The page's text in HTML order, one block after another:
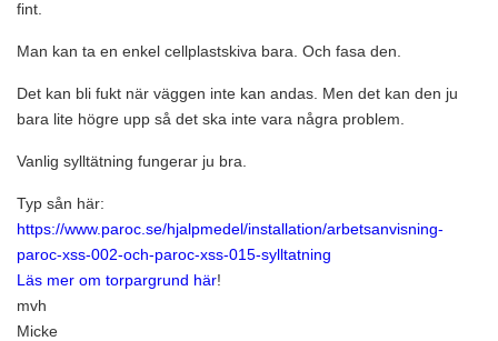
fint.
Man kan ta en enkel cellplastskiva bara. Och fasa den.
Det kan bli fukt när väggen inte kan andas. Men det kan den ju
bara lite högre upp så det ska inte vara några problem.
Vanlig sylltätning fungerar ju bra.
Typ sån här:
https://www.paroc.se/hjalpmedel/installation/arbetsanvisning-
paroc-xss-002-och-paroc-xss-015-sylltatning
Läs mer om torpargrund här!
mvh
Micke